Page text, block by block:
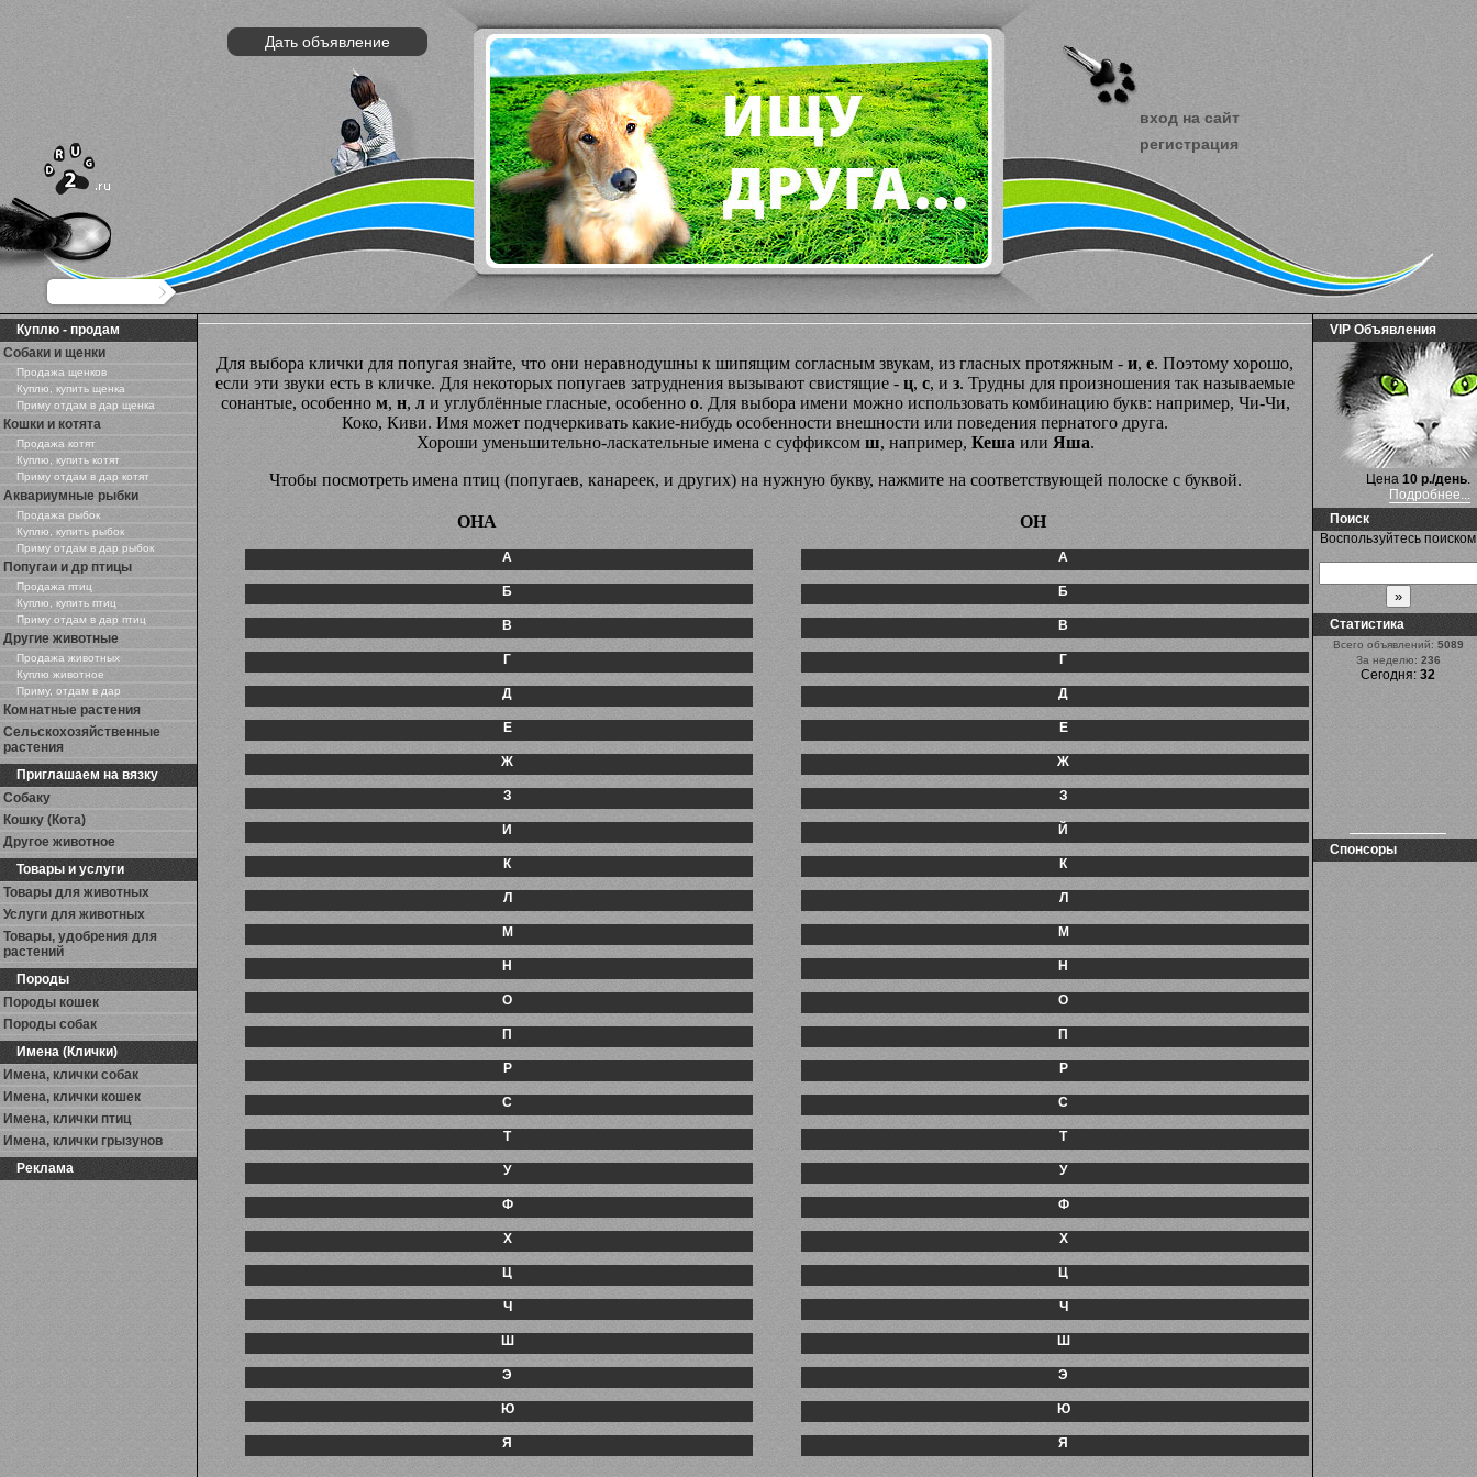
Дать объявление
вход на сайт
регистрация
Для выбора клички для попугая знайте, что они неравнодушны к шипящим согласным звукам, из гласных протяжным - и, е. Поэтому хорошо,
если эти звуки есть в кличке. Для некоторых попугаев затруднения вызывают свистящие - ц, с, и з. Трудны для произношения так называемые
сонантые, особенно м, н, ли углублённые гласные, особенно о. Для выбора имени можно использовать комбинацию букв: например, Чи-Чи,
Коко, Киви. Имя может подчеркивать какие-нибудь особенности внешности или поведения пернатого друга.
Хороши уменьшительно-ласкательные имена с суффиксом ш, например, Кеша или Яша.
Чтобы посмотреть имена птиц (попугаев, канареек, и других) на нужную букву, нажмите на соответствующей полоске с буквой.
ОНА
А
Б
В
Г
Д
Е
Ж
З
И
К
Л
М
Н
О
П
Р
С
Т
У
Ф
Х
Ц
Ч
Ш
Э
Ю
Я
ОН
А
Б
В
Г
Д
Е
Ж
З
Й
К
Л
М
Н
О
П
Р
С
Т
У
Ф
Х
Ц
Ч
Ш
Э
Ю
Я
Куплю - продам
Собаки и щенки
Продажа щенков
Куплю, купить щенка
Приму отдам в дар щенка
Кошки и котята
Продажа котят
Куплю, купить котят
Приму отдам в дар котят
Аквариумные рыбки
Продажа рыбок
Куплю, купить рыбок
Приму отдам в дар рыбок
Попугаи и др птицы
Продажа птиц
Куплю, купить птиц
Приму отдам в дар птиц
Другие животные
Продажа животных
Куплю животное
Приму, отдам в дар
Комнатные растения
Сельскохозяйственные
растения
Приглашаем на вязку
Собаку
Кошку (Кота)
Другое животное
Товары и услуги
Товары для животных
Услуги для животных
Товары, удобрения для
растений
Породы
Породы кошек
Породы собак
Имена (Клички)
Имена, клички собак
Имена, клички кошек
Имена, клички птиц
Имена, клички грызунов
Реклама
VIP Объявления
Цена 10 р./день.
Подробнее...
Поиск
Воспользуйтесь поиском
Статистика
Всего объявлений: 5089
За неделю: 236
Сегодня: 32
Спонсоры